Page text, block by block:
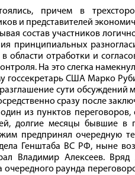
причем в
и представителей
состав участников
принципиальных
области отработки и
На это слегка
госсекретарь США Марко
сути обсуждений
сразу после
из пунктов
долгие месяцы бывшие в
предпринял очередную
Генштаба ВС РФ, ныне
Владимир Алексеев.
очередного раунда